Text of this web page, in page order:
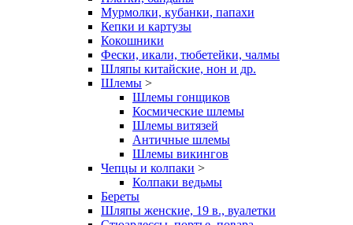
Мурмолки, кубанки, папахи
Кепки и картузы
Кокошники
Фески, икали, тюбетейки, чалмы
Шляпы китайские, нон и др.
Шлемы >
Шлемы гонщиков
Космические шлемы
Шлемы витязей
Античные шлемы
Шлемы викингов
Чепцы и колпаки >
Колпаки ведьмы
Береты
Шляпы женские, 19 в., вуалетки